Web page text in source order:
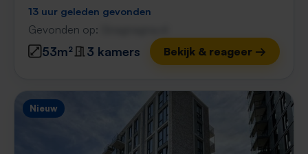
13 uur geleden gevonden
Gevonden op:
53m² 3 kamers Bekijk & reageer →
Nieuw